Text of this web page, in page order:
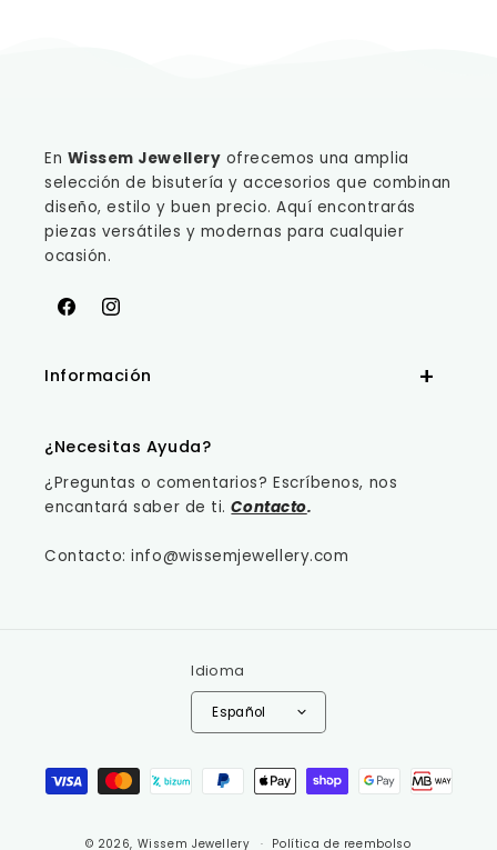
En Wissem Jewellery ofrecemos una amplia
selección de bisutería y accesorios que combinan
diseño, estilo y buen precio. Aquí encontrarás
piezas versátiles y modernas para cualquier
ocasión.
FacebookInstagram
Información
¿Necesitas Ayuda?
¿Preguntas o comentarios? Escríbenos, nos
encantará saber de ti.Contacto.
Contacto: info@wissemjewellery.com
Idioma
Español
© 2026, Wissem Jewellery Política de reembolso